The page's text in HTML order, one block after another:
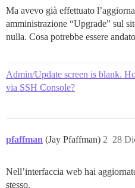
Ma avevo già effettuato
amministrazione “Upgrade” sul
nulla. Cosa potrebbe essere
Admin/Update screen is blank.
via SSH Console?
pfaffman (Jay Pfaffman) 28
2
Nell’interfaccia web hai
stesso.